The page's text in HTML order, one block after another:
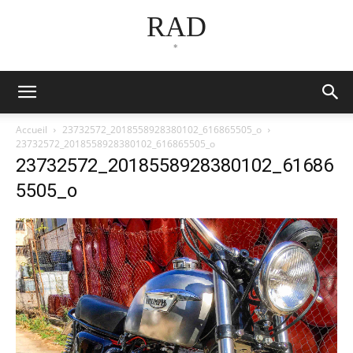
RAD
*
Accueil
23732572_2018558928380102_616865505_o
23732572_2018558928380102_616865505_o
23732572_2018558928380102_61686
5505_o